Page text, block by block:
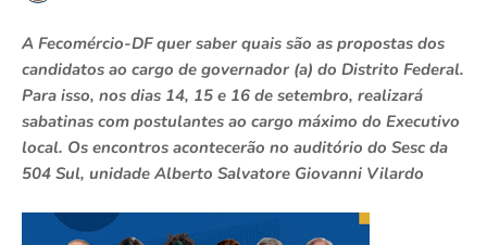
A Fecomércio-DF quer saber quais são as propostas dos
candidatos ao cargo de governador (a) do Distrito Federal.
Para isso, nos dias 14, 15 e 16 de setembro, realizará
sabatinas com postulantes ao cargo máximo do Executivo
local. Os encontros acontecerão no auditório do Sesc da
504 Sul, unidade Alberto Salvatore Giovanni Vilardo